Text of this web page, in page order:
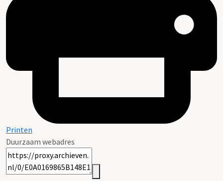
Printen
Duurzaam webadres